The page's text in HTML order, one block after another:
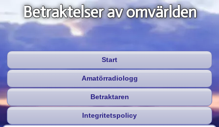
Betraktelser av omvärlden
Start
Amatörradiologg
Betraktaren
Integritetspolicy